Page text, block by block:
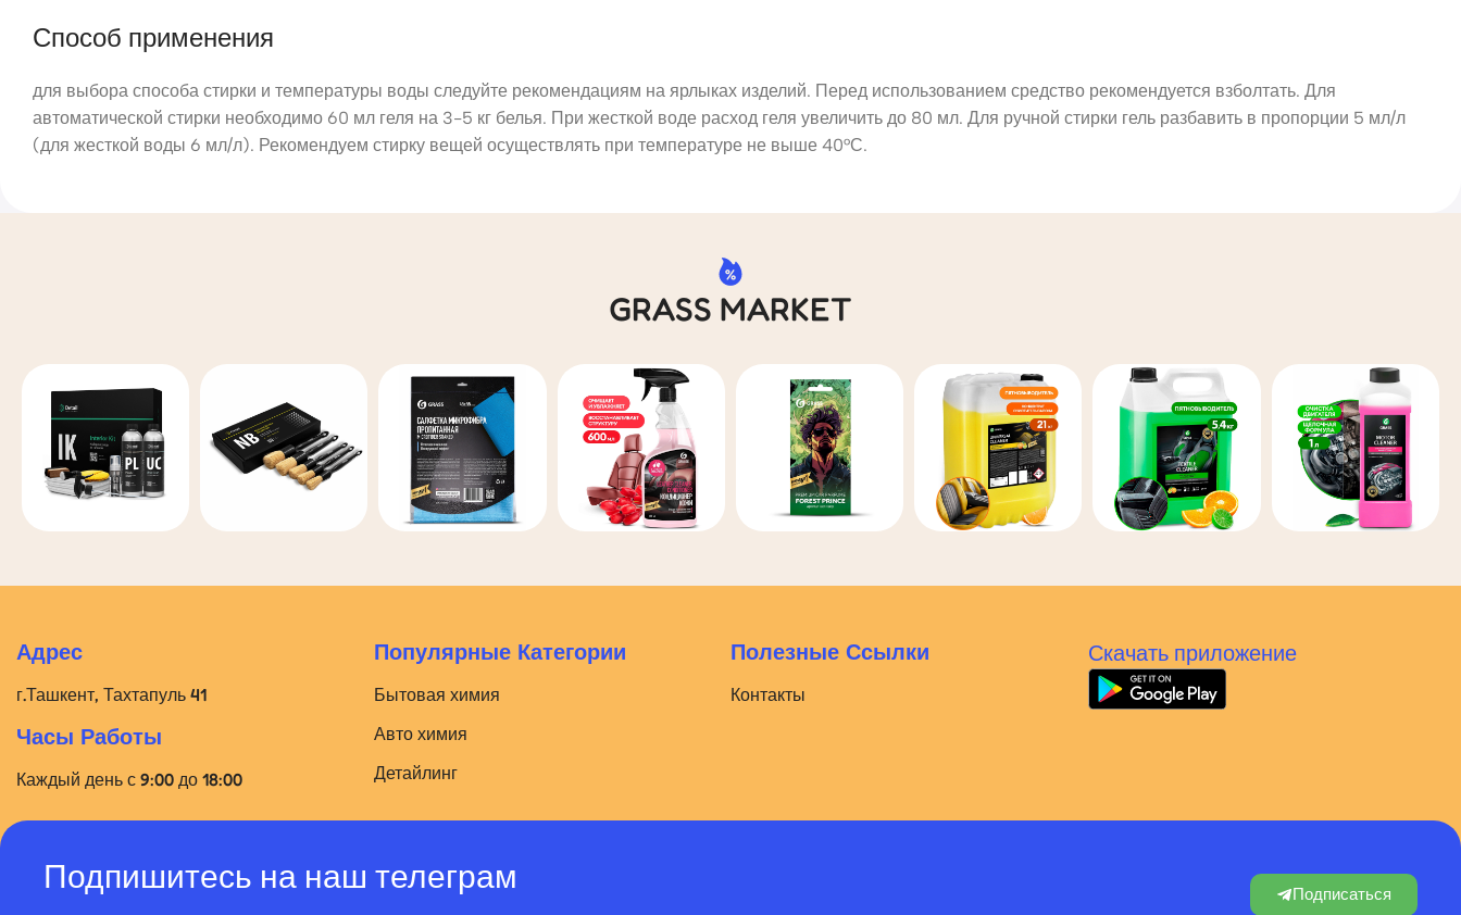
Способ применения
для выбора способа стирки и температуры воды следуйте рекомендациям на ярлыках изделий. Перед использованием средство рекомендуется взболтать. Для
автоматической стирки необходимо 60 мл геля на 3-5 кг белья. При жесткой воде расход геля увеличить до 80 мл. Для ручной стирки гель разбавить в пропорции 5 мл/л
(для жесткой воды 6 мл/л). Рекомендуем стирку вещей осуществлять при температуре не выше 40°С.
GRASS MARKET
Адрес
г.Ташкент, Тахтапуль 41
Часы Работы
Каждый день с 9:00 до 18:00
Популярные Категории
Бытовая химия
Авто химия
Детайлинг
Полезные Ссылки
Контакты
Скачать приложение
Подпишитесь на наш телеграм Подписаться